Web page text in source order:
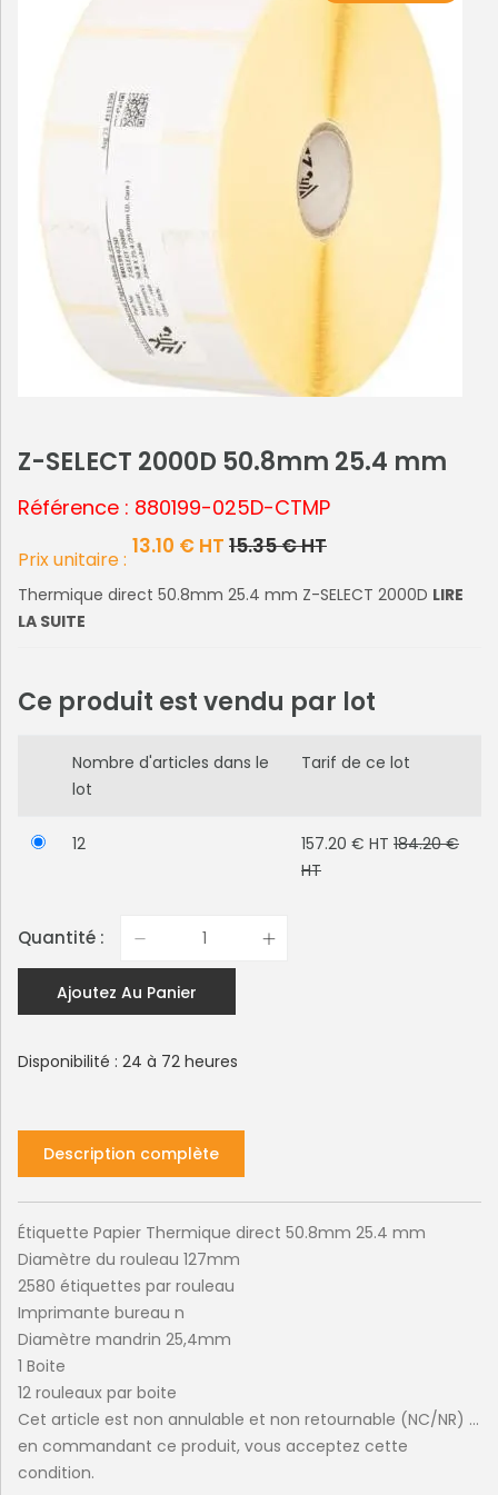
Z-SELECT 2000D 50.8mm 25.4 mm
Référence : 880199-025D-CTMP
Prix unitaire :
13.10 € HT 15.35 € HT
Thermique direct 50.8mm 25.4 mm Z-SELECT 2000D LIRE
LA SUITE
Ce produit est vendu par lot
Nombre d'articles dans le
lot
Tarif de ce lot
12 157.20 € HT 184.20 €
HT
Quantité :
Ajoutez Au Panier
Disponibilité : 24 à 72 heures
Description complète
Étiquette Papier Thermique direct 50.8mm 25.4 mm
Diamètre du rouleau 127mm
2580 étiquettes par rouleau
Imprimante bureau n
Diamètre mandrin 25,4mm
1 Boite
12 rouleaux par boite
Cet article est non annulable et non retournable (NC/NR) ...
en commandant ce produit, vous acceptez cette
condition.